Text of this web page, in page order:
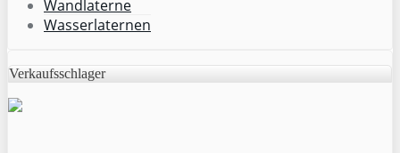
Wandlaterne
Wasserlaternen
Verkaufsschlager